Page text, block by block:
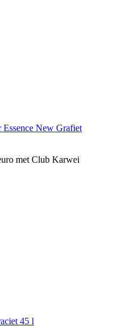
New Grafiet
met Club Karwei
45 l